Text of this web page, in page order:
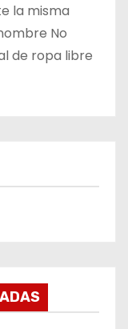
la misma
No
de ropa libre